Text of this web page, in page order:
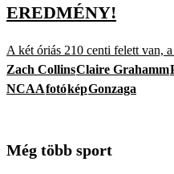
EREDMÉNY!
A két óriás 210 centi felett van,
Zach CollinsClaire Grahamm
NCAAfotóképGonzaga
Még több sport